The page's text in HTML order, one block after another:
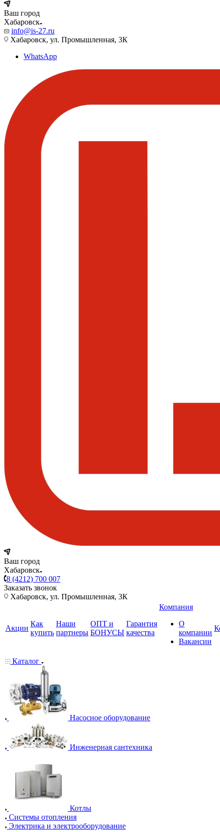
Ваш город
Хабаровск
info@is-27.ru
Хабаровск, ул. Промышленная, 3К
WhatsApp
Ваш город
Хабаровск
8 (4212) 700 007
Заказать звонок
Хабаровск, ул. Промышленная, 3К
Акции
Как
купить
Наши
партнеры
ОПТ и
БОНУСЫ
Гарантия
качества
Компания
О
компании
Вакансии
Каталог
Насосное оборудование
Инженерная сантехника
Котлы
Системы отопления
Электрика и электрооборудование